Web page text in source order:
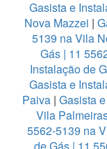
Gasista e
Nova Mazzei |
5139 na Vila
Gás | 11
Instalação de
Gasista e
Paiva| Gasista
Vila
5562-5139 na